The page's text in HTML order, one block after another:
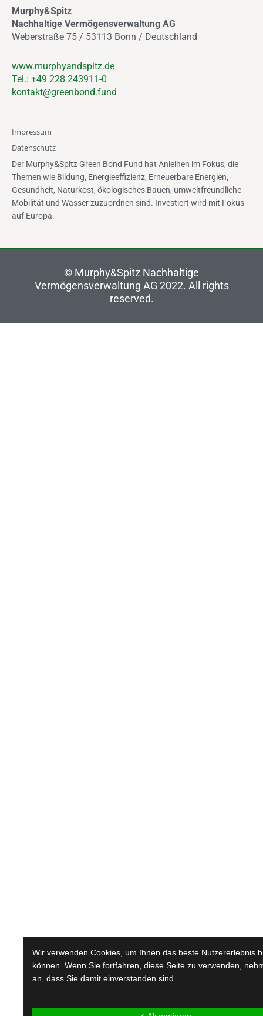
o
o
k
g
r
a
d
i
n
Murphy&Spitz
Nachhaltige Vermögensverwaltung AG
Weberstraße 75 / 53113 Bonn / Deutschland
www.murphyandspitz.de
Tel.: +49 228 243911-0
kontakt@greenbond.fund
Impressum
Datenschutz
Der Murphy&Spitz Green Bond Fund hat Anleihen im Fokus, die
Themen wie Bildung, Energieeffizienz, Erneuerbare Energien,
Gesundheit, Naturkost, ökologisches Bauen, umweltfreundliche
Mobilität und Wasser zuzuordnen sind. Investiert wird mit Fokus
auf Europa.
© Murphy&Spitz Nachhaltige
Vermögensverwaltung AG 2022. All rights
reserved.
Wir verwenden Cookies, um Ihnen das beste Nutzererlebnis
können. Wenn Sie fortfahren, diese Seite zu verwenden,
an, dass Sie damit einverstanden sind.